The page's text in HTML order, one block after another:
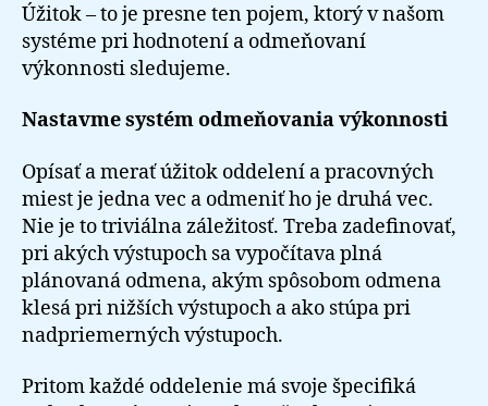
Úžitok – to je presne ten pojem, ktorý v našom
systéme pri hodnotení a odmeňovaní
výkonnosti sledujeme.
Nastavme systém odmeňovania výkonnosti
Opísať a merať úžitok oddelení a pracovných
miest je jedna vec a odmeniť ho je druhá vec.
Nie je to triviálna záležitosť. Treba zadefinovať,
pri akých výstupoch sa vypočítava plná
plánovaná odmena, akým spôsobom odmena
klesá pri nižších výstupoch a ako stúpa pri
nadpriemerných výstupoch.
Pritom každé oddelenie má svoje špecifiká